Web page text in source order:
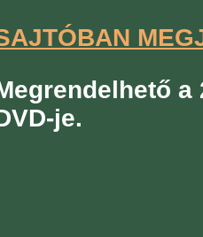
a
je.